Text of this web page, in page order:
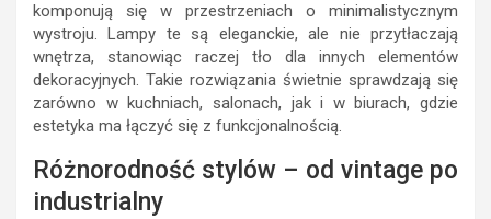
komponują się w przestrzeniach o minimalistycznym
wystroju. Lampy te są eleganckie, ale nie przytłaczają
wnętrza, stanowiąc raczej tło dla innych elementów
dekoracyjnych. Takie rozwiązania świetnie sprawdzają się
zarówno w kuchniach, salonach, jak i w biurach, gdzie
estetyka ma łączyć się z funkcjonalnością.
Różnorodność stylów – od vintage po
industrialny